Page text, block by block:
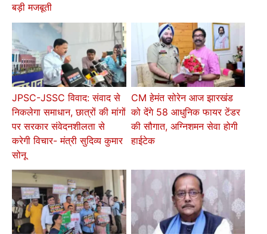
बड़ी मजबूती
JPSC-JSSC विवाद: संवाद से
निकलेगा समाधान, छात्रों की मांगों
पर सरकार संवेदनशीलता से
करेगी विचार- मंत्री सुदिव्य कुमार
सोनू
CM हेमंत सोरेन आज झारखंड
को देंगे 58 आधुनिक फायर टेंडर
की सौगात, अग्निशमन सेवा होगी
हाईटेक